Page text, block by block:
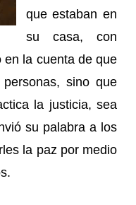
que estaban en
su casa, con
en la cuenta de que
sino que
la justicia, sea
su palabra a los
la paz por medio